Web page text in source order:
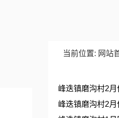
当前位置: 网站
峰迭镇磨沟村2
峰迭镇磨沟村2